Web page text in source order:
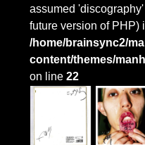
assumed
future version of PHP)
/home/brainsync2/
content/themes/
on line22